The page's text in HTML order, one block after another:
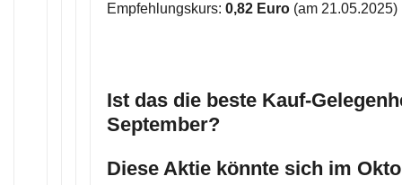
Empfehlungskurs: 0,82 Euro (am 21.05.2025)
Ist das die beste Kauf-
September?
Diese Aktie könnte sich im